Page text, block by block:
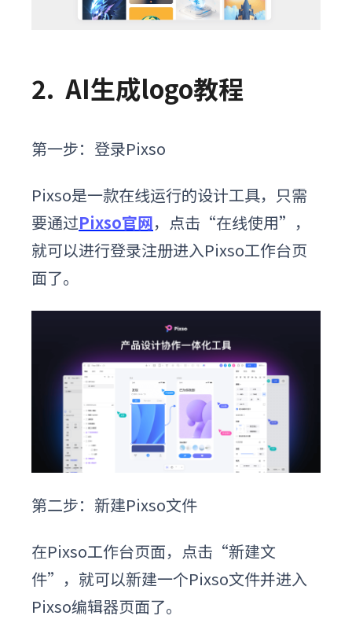
2. AI生成logo教程
第一步： 登录Pixso
Pixso是一款在线运行的设计工具，只需
要通过Pixso官网，点击“在线使用”，
就可以进行登录注册进入Pixso工作台页
面了。
第二步： 新建Pixso文件
在Pixso工作台页面，点击“新建文
件”，就可以新建一个Pixso文件并进入
Pixso编辑器页面了。